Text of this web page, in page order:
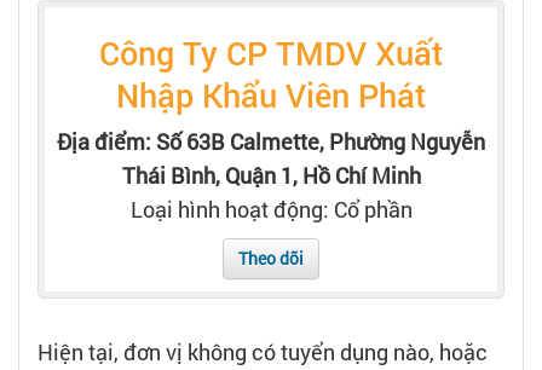
Việc làm mới nhất
Tìm việc làm
Bạn cần tuyển người
Công Ty CP TMDV Xuất
Nhập Khẩu Viên Phát
Địa điểm: Số 63B Calmette, Phường Nguyễn
Thái Bình, Quận 1, Hồ Chí Minh
Loại hình hoạt động: Cổ phần
Theo dõi
Hiện tại, đơn vị không có tuyển dụng nào, hoặc